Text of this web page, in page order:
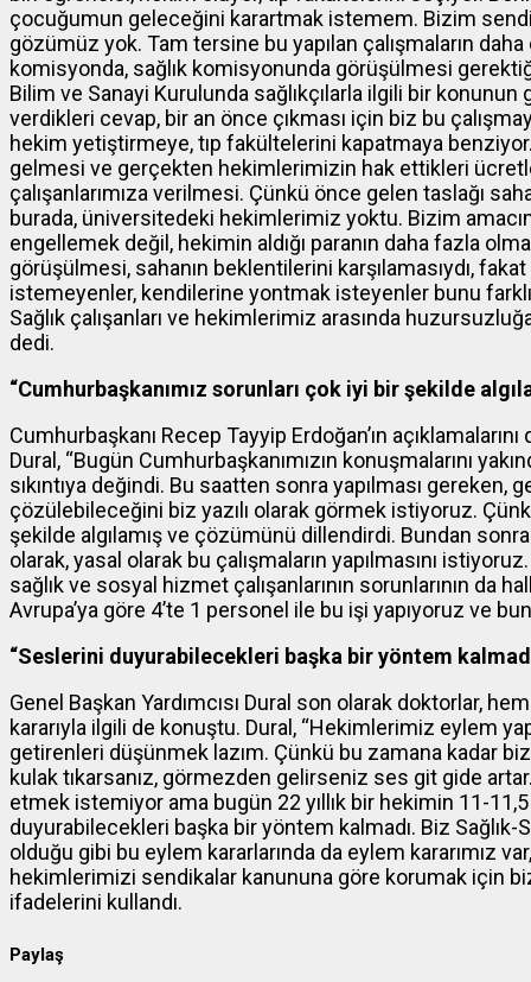
çocuğumun geleceğini karartmak istemem. Bizim
gözümüz yok. Tam tersine bu yapılan çalışmaların
komisyonda, sağlık komisyonunda görüşülmesi
Bilim ve Sanayi Kurulunda sağlıkçılarla ilgili bir
verdikleri cevap, bir an önce çıkması için biz bu
hekim yetiştirmeye, tıp fakültelerini kapatmaya
gelmesi ve gerçekten hekimlerimizin hak ettikleri
çalışanlarımıza verilmesi. Çünkü önce gelen taslağı
burada, üniversitedeki hekimlerimiz yoktu. Bizim
engellemek değil, hekimin aldığı paranın daha fazla
görüşülmesi, sahanın beklentilerini karşılamasıydı, fakat
istemeyenler, kendilerine yontmak isteyenler bunu
Sağlık çalışanları ve hekimlerimiz arasında
dedi.
“Cumhurbaşkanımız sorunları çok iyi bir şekilde
Cumhurbaşkanı Recep Tayyip Erdoğan’ın
Dural, “Bugün Cumhurbaşkanımızın konuşmalarını
sıkıntıya değindi. Bu saatten sonra yapılması
çözülebileceğini biz yazılı olarak görmek istiyoruz.
şekilde algılamış ve çözümünü dillendirdi. Bundan
olarak, yasal olarak bu çalışmaların yapılmasını
sağlık ve sosyal hizmet çalışanlarının sorunlarının da
Avrupa’ya göre 4’te 1 personel ile bu işi yapıyoruz ve
“Seslerini duyurabilecekleri başka bir yöntem
Genel Başkan Yardımcısı Dural son olarak doktorlar,
kararıyla ilgili de konuştu. Dural, “Hekimlerimiz eylem
getirenleri düşünmek lazım. Çünkü bu zamana kadar
kulak tıkarsanız, görmezden gelirseniz ses git gide
etmek istemiyor ama bugün 22 yıllık bir hekimin 11-
duyurabilecekleri başka bir yöntem kalmadı. Biz
olduğu gibi bu eylem kararlarında da eylem kararımız
hekimlerimizi sendikalar kanununa göre korumak için
ifadelerini kullandı.
Paylaş